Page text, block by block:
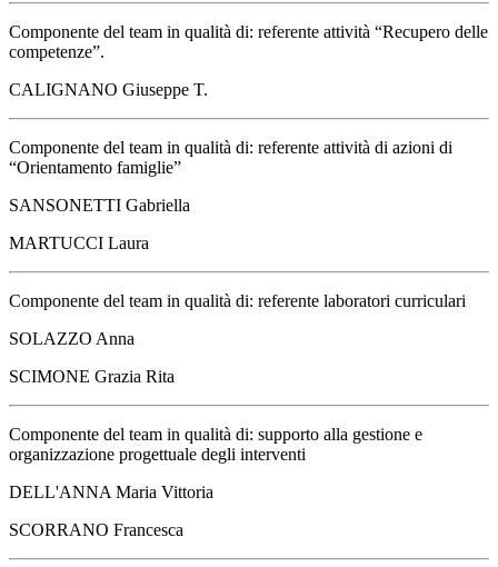
Componente del team in qualità di: referente attività “Recupero delle
competenze”.
CALIGNANO Giuseppe T.
Componente del team in qualità di: referente attività di azioni di
“Orientamento famiglie”
SANSONETTI Gabriella
MARTUCCI Laura
Componente del team in qualità di: referente laboratori curriculari
SOLAZZO Anna
SCIMONE Grazia Rita
Componente del team in qualità di: supporto alla gestione e
organizzazione progettuale degli interventi
DELL'ANNA Maria Vittoria
SCORRANO Francesca